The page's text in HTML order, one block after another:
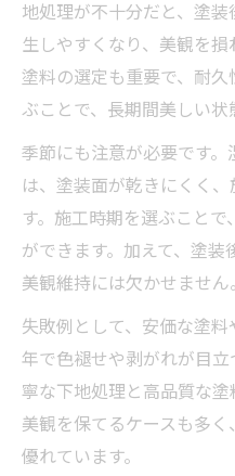
地処理が不十分だと、塗
生しやすくなり、美観を損
塗料の選定も重要で、耐
ぶことで、長期間美しい状
季節にも注意が必要です
は、塗装面が乾きにくく
す。施工時期を選ぶこと
ができます。加えて、塗
美観維持には欠かせません。
失敗例として、安価な塗
年で色褪せや剥がれが目
寧な下地処理と高品質な
美観を保てるケースも多
優れています。